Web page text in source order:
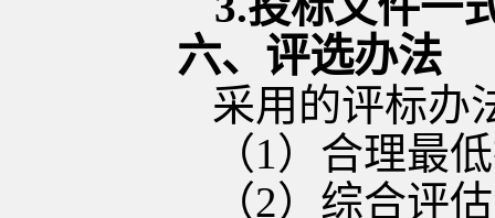
六、评选办法
采用的评标办
（1）合理最
（2）综合评